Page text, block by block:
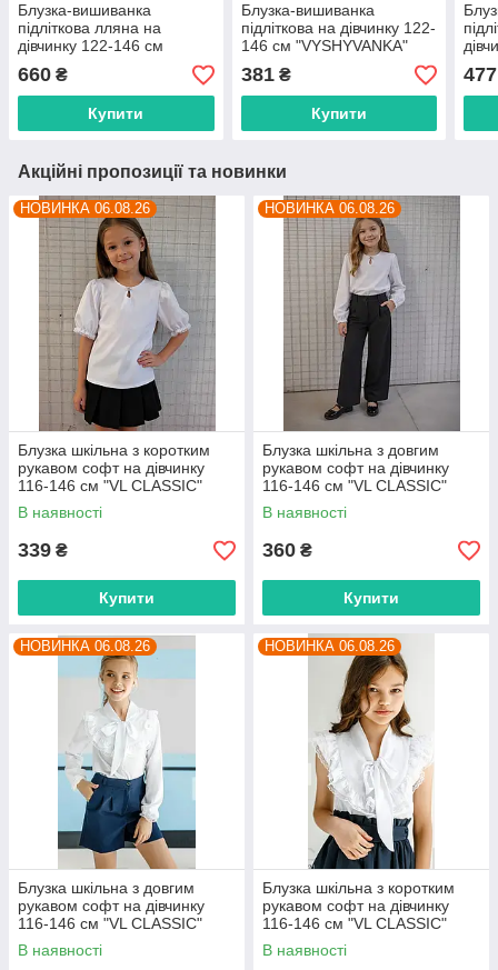
Блузка-вишиванка
підліткова лляна на
дівчинку 122-146 см
"VYSHYVANKA"
недорогого від прямого
постачальника
660 ₴
Купити
Блузка-вишиванка
підліткова на дівчинку 122-
146 см "VYSHYVANKA"
недорого від прямого
постачальника
381₴
Купити
від
477
Акційні пропозиції та новинки
НОВИНКА 06.08.26
Блузка шкільна з коротким
рукавом софт на дівчинку
116-146 см "VL CLASSIC"
недорого від прямого
постачальника
В наявності
339 ₴
Купити
НОВИНКА 06.08.26
Блузка шкільна з довгим
рукавом софт на дівчинку
116-146 см "VL CLASSIC"
недорого від прямого
постачальника
В наявності
360 ₴
Купити
НОВИНКА 06.08.26
Блузка шкільна з довгим
рукавом софт на дівчинку
116-146 см "VL CLASSIC"
недорого від прямого
постачальника
В наявності
НОВИНКА 06.08.26
Блузка шкільна з коротким
рукавом софт на дівчинку
116-146 см "VL CLASSIC"
недорого від прямого
постачальника
В наявності